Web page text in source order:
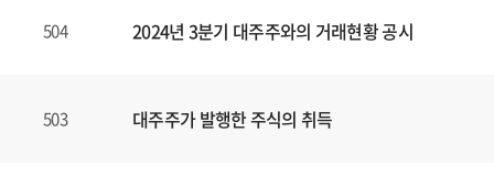
504 2024년 3분기 대주주와의 거래현황 공시
503 대주주가 발행한 주식의 취득